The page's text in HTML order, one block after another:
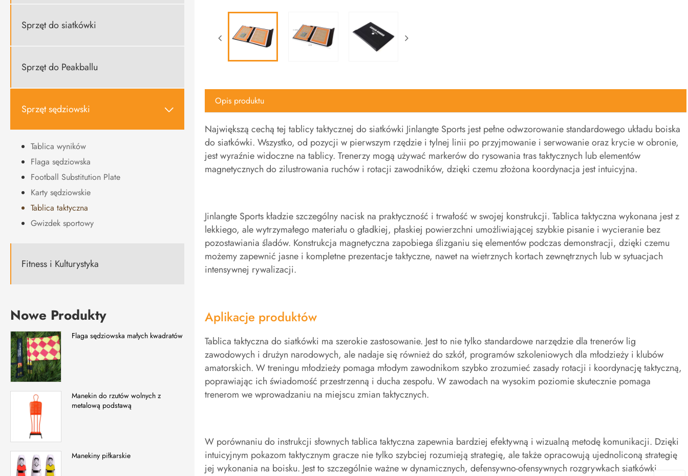
Sprzęt do siatkówki
Sprzęt do Peakballu
Sprzęt sędziowski 
Tablica wyników
Flaga sędziowska
Football Substitution Plate
Karty sędziowskie
Tablica taktyczna
Gwizdek sportowy
Fitness i Kulturystyka
Nowe Produkty
Flaga sędziowska małych kwadratów
Manekin do rzutów wolnych z
metalową podstawą
Manekiny piłkarskie
Opis produktu
Największą cechą tej tablicy taktycznej do siatkówki Jinlangte Sports jest pełne odwzorowanie standardowego układu boiska
do siatkówki. Wszystko, od pozycji w pierwszym rzędzie i tylnej linii po przyjmowanie i serwowanie oraz krycie w obronie,
jest wyraźnie widoczne na tablicy. Trenerzy mogą używać markerów do rysowania tras taktycznych lub elementów
magnetycznych do zilustrowania ruchów i rotacji zawodników, dzięki czemu złożona koordynacja jest intuicyjna.
Jinlangte Sports kładzie szczególny nacisk na praktyczność i trwałość w swojej konstrukcji. Tablica taktyczna wykonana jest z
lekkiego, ale wytrzymałego materiału o gładkiej, płaskiej powierzchni umożliwiającej szybkie pisanie i wycieranie bez
pozostawiania śladów. Konstrukcja magnetyczna zapobiega ślizganiu się elementów podczas demonstracji, dzięki czemu
możemy zapewnić jasne i kompletne prezentacje taktyczne, nawet na wietrznych kortach zewnętrznych lub w sytuacjach
intensywnej rywalizacji.
Aplikacje produktów
Tablica taktyczna do siatkówki ma szerokie zastosowanie. Jest to nie tylko standardowe narzędzie dla trenerów lig
zawodowych i drużyn narodowych, ale nadaje się również do szkół, programów szkoleniowych dla młodzieży i klubów
amatorskich. W treningu młodzieży pomaga młodym zawodnikom szybko zrozumieć zasady rotacji i koordynację taktyczną,
poprawiając ich świadomość przestrzenną i ducha zespołu. W zawodach na wysokim poziomie skutecznie pomaga
trenerom we wprowadzaniu na miejscu zmian taktycznych.
W porównaniu do instrukcji słownych tablica taktyczna zapewnia bardziej efektywną i wizualną metodę komunikacji. Dzięki
intuicyjnym pokazom taktycznym gracze nie tylko szybciej rozumieją strategię, ale także opracowują ujednoliconą strategię
jej wykonania na boisku. Jest to szczególnie ważne w dynamicznych, defensywno-ofensywnych rozgrywkach siatkówki.